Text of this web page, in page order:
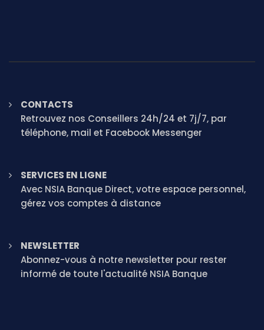
CONTACTS
Retrouvez nos Conseillers 24h/24 et 7j/7, par
téléphone, mail et Facebook Messenger
SERVICES EN LIGNE
Avec NSIA Banque Direct, votre espace personnel,
gérez vos comptes à distance
NEWSLETTER
Abonnez-vous à notre newsletter pour rester
informé de toute l'actualité NSIA Banque